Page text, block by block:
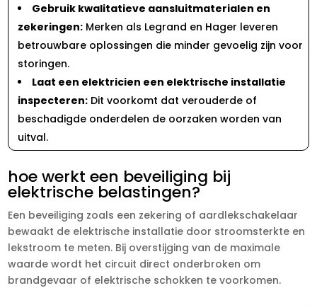
Gebruik kwalitatieve aansluitmaterialen en
zekeringen: Merken als Legrand en Hager leveren
betrouwbare oplossingen die minder gevoelig zijn voor
storingen.​
Laat een elektricien een elektrische installatie
inspecteren: Dit voorkomt dat verouderde of
beschadigde onderdelen de oorzaken worden van
uitval.​
hoe werkt een beveiliging bij
elektrische belastingen?
Een beveiliging zoals een zekering of aardlekschakelaar
bewaakt de elektrische installatie door stroomsterkte en
lekstroom te meten.​ Bij overstijging van de maximale
waarde wordt het circuit direct onderbroken om
brandgevaar of elektrische schokken te voorkomen.​